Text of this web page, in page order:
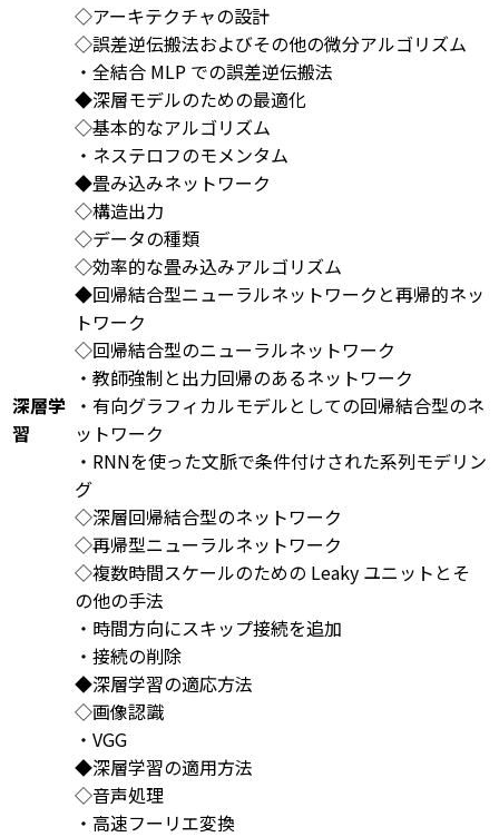
深層学
習
◇アーキテクチャの設計
◇誤差逆伝搬法およびその他の微分アルゴリズム
・全結合 MLP での誤差逆伝搬法
◆深層モデルのための最適化
◇基本的なアルゴリズム
・ネステロフのモメンタム
◆畳み込みネットワーク
◇構造出力
◇データの種類
◇効率的な畳み込みアルゴリズム
◆回帰結合型ニューラルネットワークと再帰的ネッ
トワーク
◇回帰結合型のニューラルネットワーク
・教師強制と出力回帰のあるネットワーク
・有向グラフィカルモデルとしての回帰結合型のネ
ットワーク
・RNNを使った文脈で条件付けされた系列モデリン
グ
◇深層回帰結合型のネットワーク
◇再帰型ニューラルネットワーク
◇複数時間スケールのための Leaky ユニットとそ
の他の手法
・時間方向にスキップ接続を追加
・接続の削除
◆深層学習の適応方法
◇画像認識
・VGG
◆深層学習の適用方法
◇音声処理
・高速フーリエ変換